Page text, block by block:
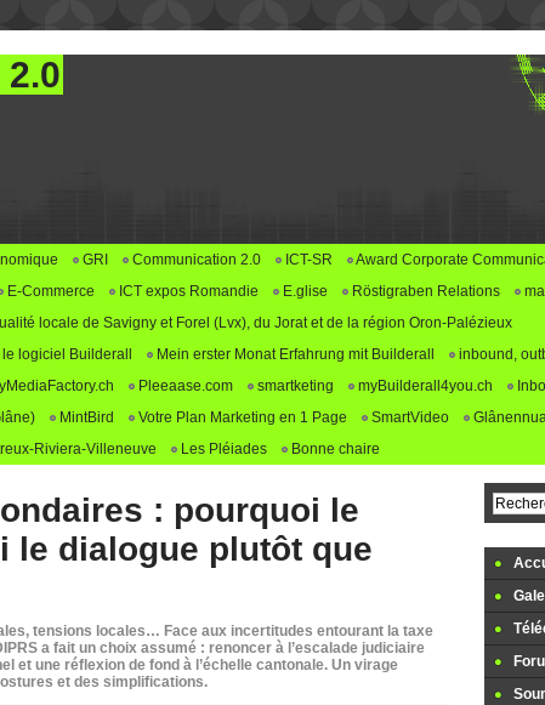
GRI Communication 2.0 ICT-SR Award Corporate
E-Commerce ICT expos Romandie E.glise Röstigraben Relations
locale de Savigny et Forel (Lvx), du Jorat et de la région Oron-Palézieux
logiciel Builderall
Mein erster Monat Erfahrung mit Builderall inbound,
Pleeaase.com smartketing myBuilderall4you.ch
MintBird Votre Plan Marketing en 1 Page SmartVideo
Riviera-Villeneuve Les Pléiades Bonne chaire
: pourquoi le
le dialogue plutôt que
tensions locales… Face aux incertitudes entourant la taxe
a fait un choix assumé : renoncer à l’escalade judiciaire
et une réflexion de fond à l’échelle cantonale. Un virage
et des simplifications.